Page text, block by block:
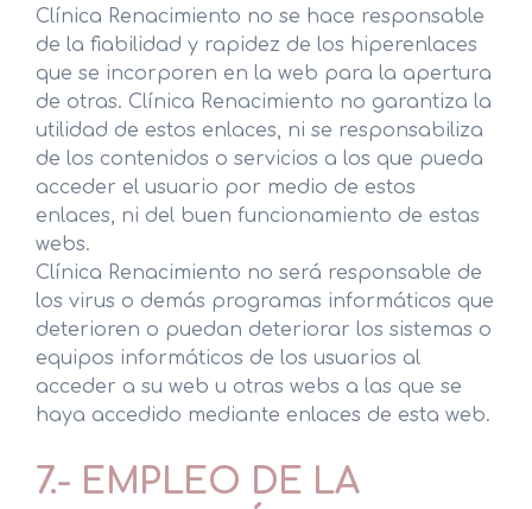
Clínica Renacimiento no se hace responsable
de la fiabilidad y rapidez de los hiperenlaces
que se incorporen en la web para la apertura
de otras. Clínica Renacimiento no garantiza la
utilidad de estos enlaces, ni se responsabiliza
de los contenidos o servicios a los que pueda
acceder el usuario por medio de estos
enlaces, ni del buen funcionamiento de estas
webs.
Clínica Renacimiento no será responsable de
los virus o demás programas informáticos que
deterioren o puedan deteriorar los sistemas o
equipos informáticos de los usuarios al
acceder a su web u otras webs a las que se
haya accedido mediante enlaces de esta web.
7.- EMPLEO DE LA